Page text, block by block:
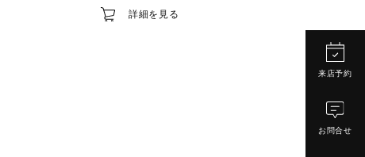
来店予約
お問合せ
詳細を見る